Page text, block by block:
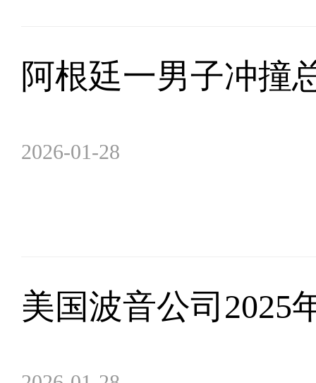
阿根廷一男子冲撞
2026-01-28
美国波音公司2025